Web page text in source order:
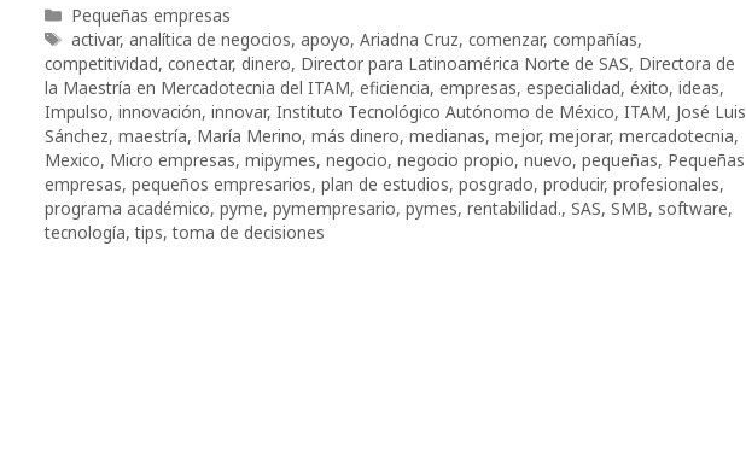
Categorías
Pequeñas empresas
Etiquetas
activar, analítica de negocios, apoyo, Ariadna Cruz, comenzar, compañías,
competitividad, conectar, dinero, Director para Latinoamérica Norte de SAS, Directora de
la Maestría en Mercadotecnia del ITAM, eficiencia, empresas, especialidad, éxito, ideas,
Impulso, innovación, innovar, Instituto Tecnológico Autónomo de México, ITAM, José Luis
Sánchez, maestría, María Merino, más dinero, medianas, mejor, mejorar, mercadotecnia,
Mexico, Micro empresas, mipymes, negocio, negocio propio, nuevo, pequeñas, Pequeñas
empresas, pequeños empresarios, plan de estudios, posgrado, producir, profesionales,
programa académico, pyme, pymempresario, pymes, rentabilidad., SAS, SMB, software,
tecnología,tips,toma de decisiones